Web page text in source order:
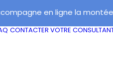
en ligne la
CONTACTER VOTRE